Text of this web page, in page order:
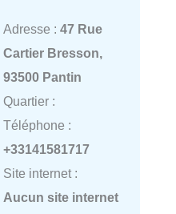
Adresse : 47 Rue
Cartier Bresson,
93500 Pantin
Quartier :
Téléphone :
+33141581717
Site internet :
Aucun site internet